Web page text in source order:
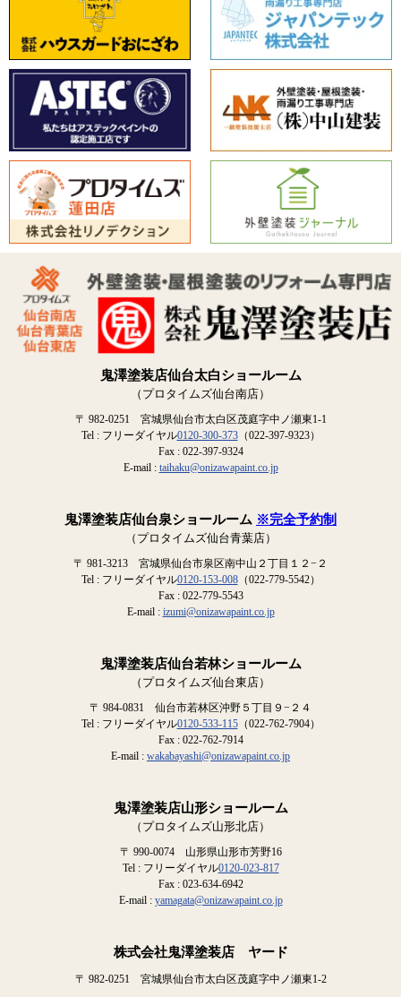
鬼澤塗装店仙台太白ショールーム
（プロタイムズ仙台南店）
〒 982-0251 宮城県仙台市太白区茂庭字中ノ瀬東1-1
Tel : フリーダイヤル0120-300-373（022-397-9323）
Fax : 022-397-9324
E-mail : taihaku@onizawapaint.co.jp
鬼澤塗装店仙台泉ショールーム ※完全予約制
（プロタイムズ仙台青葉店）
〒 981-3213 宮城県仙台市泉区南中山２丁目１２−２
Tel : フリーダイヤル0120-153-008（022-779-5542）
Fax : 022-779-5543
E-mail : izumi@onizawapaint.co.jp
鬼澤塗装店仙台若林ショールーム
（プロタイムズ仙台東店）
〒 984-0831 仙台市若林区沖野５丁目９−２４
Tel : フリーダイヤル0120-533-115（022-762-7904）
Fax : 022-762-7914
E-mail : wakabayashi@onizawapaint.co.jp
鬼澤塗装店山形ショールーム
（プロタイムズ山形北店）
〒 990-0074 山形県山形市芳野16
Tel : フリーダイヤル0120-023-817
Fax : 023-634-6942
E-mail : yamagata@onizawapaint.co.jp
株式会社鬼澤塗装店 ヤード
〒 982-0251 宮城県仙台市太白区茂庭字中ノ瀬東1-2